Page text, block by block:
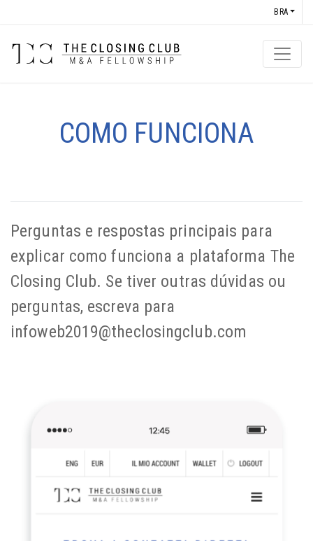
BRA
COMO FUNCIONA
Perguntas e respostas principais para
explicar como funciona a plataforma The
Closing Club. Se tiver outras dúvidas ou
perguntas, escreva para